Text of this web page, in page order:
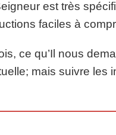
est très
faciles à
ce qu’Il nous
mais suivre les